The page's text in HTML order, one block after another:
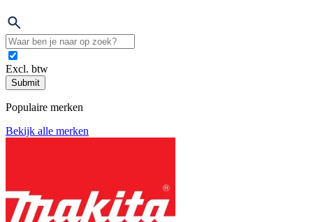
Excl. btw
Submit
Populaire merken
Bekijk alle merken